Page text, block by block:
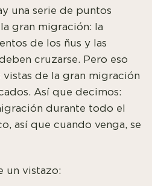
una serie de puntos
gran migración: la
de los ñus y las
cruzarse. Pero eso
de la gran migración
Así que decimos:
durante todo el
así que cuando venga, se
un vistazo: